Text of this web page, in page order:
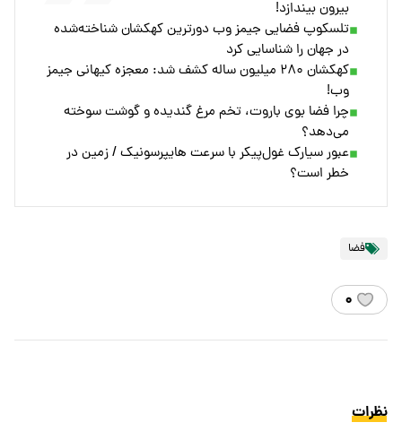
بیرون بیندازد!
تلسکوپ فضایی جیمز وب دورترین کهکشان شناخته‌شده
در جهان را شناسایی کرد
کهکشان ۲۸۰ میلیون ساله کشف شد: معجزه کیهانی جیمز
وب!
چرا فضا بوی باروت، تخم مرغ گندیده و گوشت سوخته
می‌دهد؟
عبور سیارک غول‌پیکر با سرعت هایپرسونیک / زمین در
خطر است؟
فضا
۰
نظرات